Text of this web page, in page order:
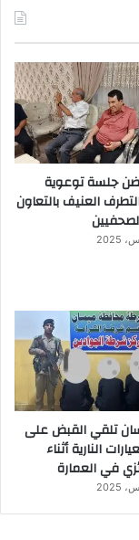
جلسة توعوية
العنيف بالتعاون
تلقي القبض على
النارية أثناء
في العمارة